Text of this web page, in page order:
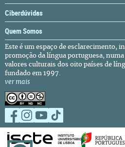
Ciberdúvidas
Quem Somos
Este é um espaço de esclarecimento,
promoção da língua portuguesa,
valores culturais dos oito países de
fundado em 1997.
ver mais